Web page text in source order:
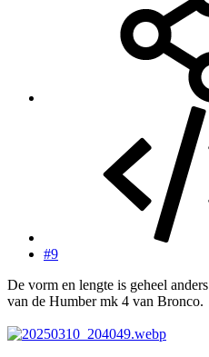
#9
De vorm en lengte is geheel
van de Humber mk 4 van Bronco.